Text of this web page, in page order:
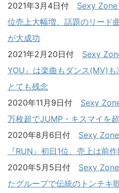
2021年3月4日付 Sexy Zone
位売上大幅増、話題のリード
が大成功
2021年2月20日付 Sexy
YOU』は楽曲もダンス(MV)
とても残念
2020年11月9日付 Sexy
万枚超でJUMP・キスマイを
2020年8月6日付 Sexy
『RUN』初日1位、売上は前
2020年5月5日付 Sexy
たグループで伝統のトンチキ